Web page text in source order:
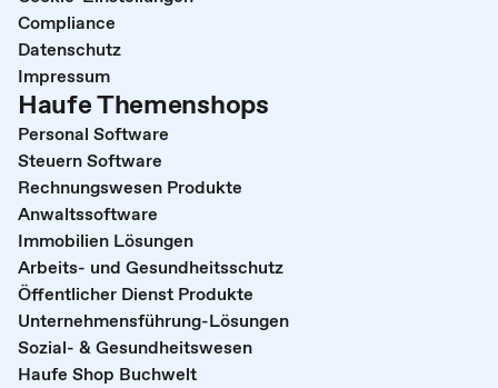
Compliance
Datenschutz
Impressum
Haufe Themenshops
Personal Software
Steuern Software
Rechnungswesen Produkte
Anwaltssoftware
Immobilien Lösungen
Arbeits- und Gesundheitsschutz
Öffentlicher Dienst Produkte
Unternehmensführung-Lösungen
Sozial- & Gesundheitswesen
Haufe Shop Buchwelt